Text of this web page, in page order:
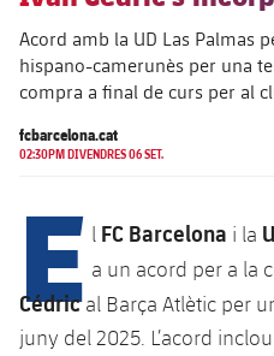
Òrgans
chevron-right
label.aria.chevronright
Documents
Masia 360
Centre de documentació
plusicon
més
Acord amb la UD Las Palmas
hispano-camerunès per una
compra a final de curs per al
fcbarcelona.cat
02:30PM DIVENDRES 06 SET.
E l FC Barcelona i la
a un acord per a la
Cédrical Barça Atlètic per
juny del 2025. L’acord